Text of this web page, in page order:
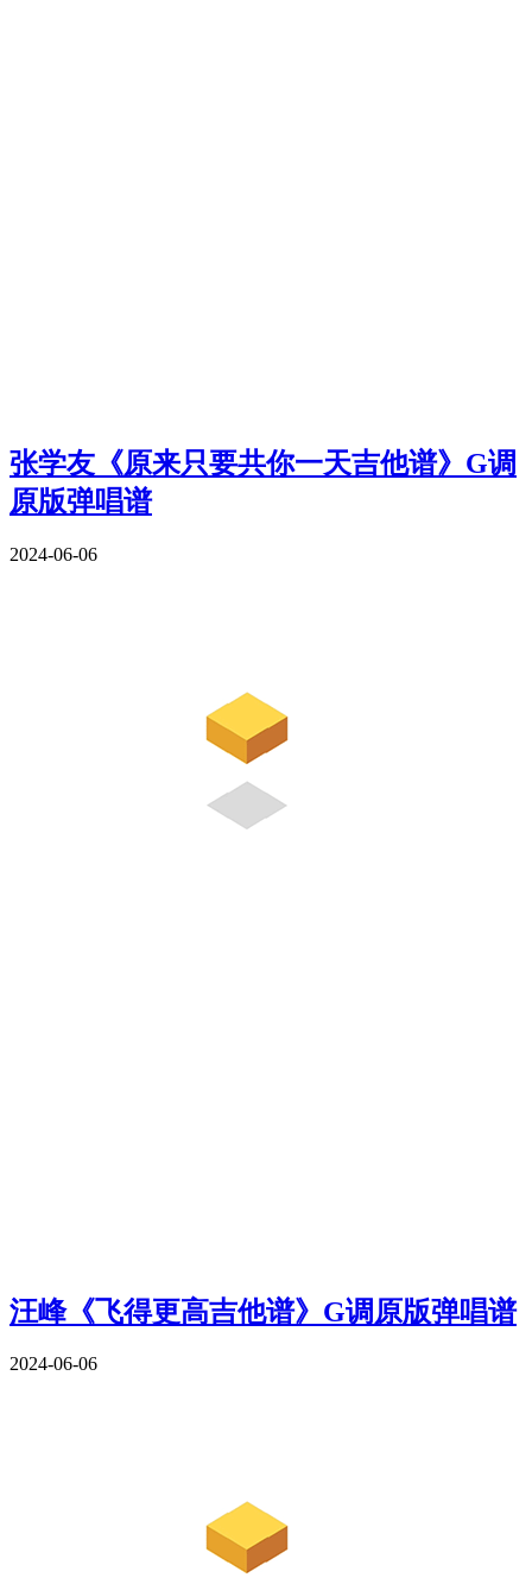
张学友《原来只要共你一天吉他谱》G调
原版弹唱谱
2024-06-06
汪峰《飞得更高吉他谱》G调原版弹唱谱
2024-06-06